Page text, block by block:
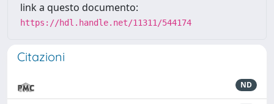
link a questo documento:
https://hdl.handle.net/11311/544174
Citazioni
ND